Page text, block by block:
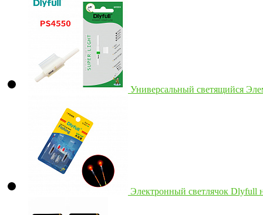
Универсальный светящийся
Электронный светлячок Dlyfull